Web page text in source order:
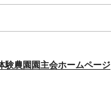
験農園園主会ホームページ